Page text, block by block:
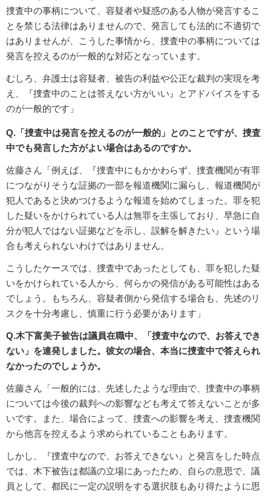
捜査中の事柄について、容疑者や疑惑のある人物が発言するこ
とを禁じる法律はありませんので、発言しても法的に不適切で
はありませんが、こうした事情から、捜査中の事柄については
発言を控えるのが一般的な対応となっています。
むしろ、弁護士は容疑者、被告の利益や公正な裁判の実現を考
え、『捜査中のことは答えない方がいい』とアドバイスをする
のが一般的です」
Q.「捜査中は発言を控えるのが一般的」とのことですが、捜査
中でも発言した方がよい場合はあるのですか。
佐藤さん「例えば、『捜査中にもかかわらず、捜査機関が有罪
につながりそうな証拠の一部を報道機関に漏らし、報道機関が
犯人であると決めつけるような報道を始めてしまった。罪を犯
した疑いをかけられている人は無罪を主張しており、早急に自
分が犯人ではない証拠などを示し、誤解を解きたい』という場
合も考えられないわけではありません。
こうしたケースでは、捜査中であったとしても、罪を犯した疑
いをかけられている人から、何らかの発信がある可能性はある
でしょう。もちろん、容疑者側から発信する場合も、先述のリ
スクを十分考慮し、慎重に行う必要があります」
Q.木下富美子被告は議員在職中、「捜査中なので、お答えでき
ない」を連発しました。彼女の場合、本当に捜査中で答えられ
なかったのでしょうか。
佐藤さん「一般的には、先述したような理由で、捜査中の事柄
については今後の裁判への影響なども考えて答えないことが多
いです。また、場合によって、捜査への影響を考え、捜査機関
から他言を控えるよう求められていることもあります。
しかし、『捜査中なので、お答えできない』と発言をした時点
では、木下被告は都議の立場にあったため、自らの意思で、議
員として、都民に一定の説明をする選択肢もあり得たように思